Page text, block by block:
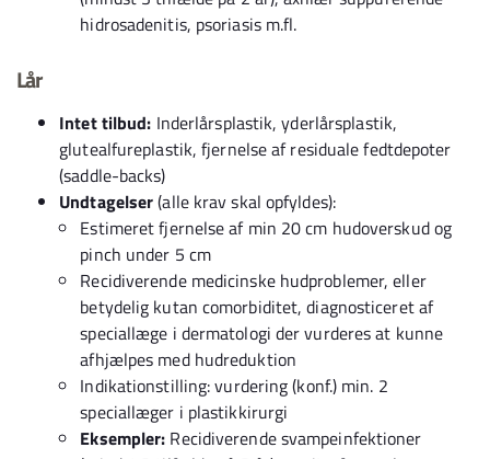
hidrosadenitis, psoriasis m.fl.
Lår
Intet tilbud: Inderlårsplastik, yderlårsplastik,
glutealfureplastik, fjernelse af residuale fedtdepoter
(saddle-backs)
Undtagelser(alle krav skal opfyldes):
Estimeret fjernelse af min 20 cm hudoverskud og
pinch under 5 cm
Recidiverende medicinske hudproblemer, eller
betydelig kutan comorbiditet, diagnosticeret af
speciallæge i dermatologi der vurderes at kunne
afhjælpes med hudreduktion
Indikationstilling: vurdering (konf.) min. 2
speciallæger i plastikkirurgi
Eksempler: Recidiverende svampeinfektioner